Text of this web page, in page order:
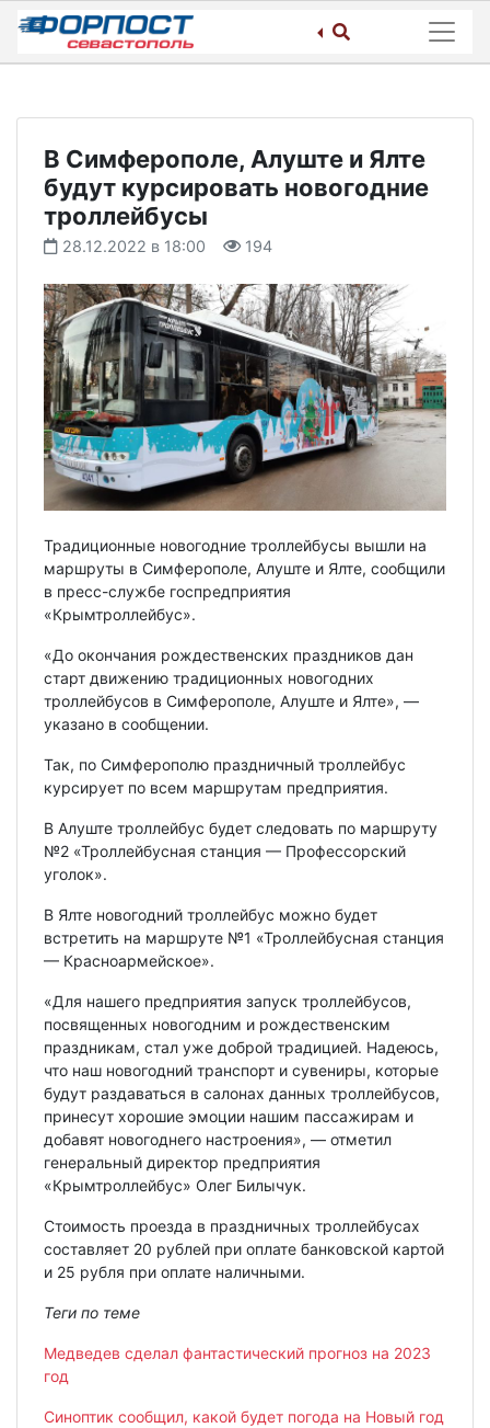
Skip
content
В Симферополе, Алуште и Ялте
будут курсировать новогодние
троллейбусы
28.12.2022 в 18:00 194
Традиционные новогодние троллейбусы вышли на
маршруты в Симферополе, Алуште и Ялте, сообщили
в пресс-службе госпредприятия
«Крымтроллейбус».
«До окончания рождественских праздников дан
старт движению традиционных новогодних
троллейбусов в Симферополе, Алуште и Ялте», —
указано в сообщении.
Так, по Симферополю праздничный троллейбус
курсирует по всем маршрутам предприятия.
В Алуште троллейбус будет следовать по маршруту
№2 «Троллейбусная станция — Профессорский
уголок».
В Ялте новогодний троллейбус можно будет
встретить на маршруте №1 «Троллейбусная станция
— Красноармейское».
«Для нашего предприятия запуск троллейбусов,
посвященных новогодним и рождественским
праздникам, стал уже доброй традицией. Надеюсь,
что наш новогодний транспорт и сувениры, которые
будут раздаваться в салонах данных троллейбусов,
принесут хорошие эмоции нашим пассажирам и
добавят новогоднего настроения», — отметил
генеральный директор предприятия
«Крымтроллейбус» Олег Билычук.
Стоимость проезда в праздничных троллейбусах
составляет 20 рублей при оплате банковской картой
и 25 рубля при оплате наличными.
Теги по теме
Медведев сделал фантастический прогноз на 2023
год
Синоптик сообщил, какой будет погода на Новый год